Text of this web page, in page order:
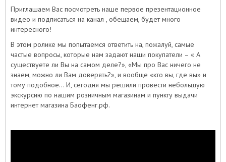
Приглашаем Вас посмотреть наше первое презентационное
видео и подписаться на канал , обещаем, будет много
интересного!
В этом ролике мы попытаемся ответить на, пожалуй, самые
частые вопросы, которые нам задают наши покупатели – « А
существуете ли Вы на самом деле?», «Мы про Вас ничего не
знаем, можно ли Вам доверять?», и вообще «кто вы, где вы» и
тому подобное… И, сегодня мы решили провести небольшую
экскурсию по нашим розничным магазинам и пункту выдачи
интернет магазина Баофенг.рф.